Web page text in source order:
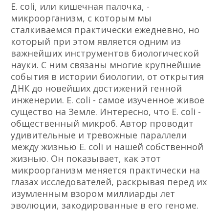
E. coli, или кишечная палочка, -
микроорганизм, с которым мы
сталкиваемся практически ежедневно, но
который при этом является одним из
важнейших инструментов биологической
науки. С ним связаны многие крупнейшие
события в истории биологии, от открытия
ДНК до новейших достижений генной
инженерии. E. coli - самое изученное живое
существо на Земле. Интересно, что E. coli -
общественный микроб. Автор проводит
удивительные и тревожные параллели
между жизнью E. coli и нашей собственной
жизнью. Он показывает, как этот
микроорганизм меняется практически на
глазах исследователей, раскрывая перед их
изумленным взором миллиарды лет
эволюции, закодированные в его геноме.